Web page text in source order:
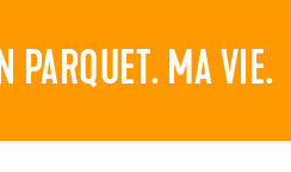
PARQUET. MA VIE.